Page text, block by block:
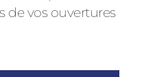
de vos ouvertures